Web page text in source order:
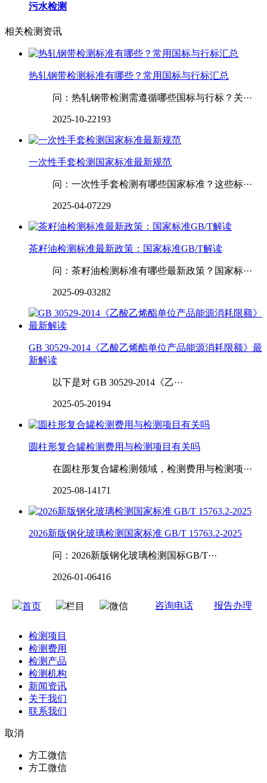
污水检测
相关检测资讯
热轧钢带检测标准有哪些？常用国标与行标汇总
问：热轧钢带检测需遵循哪些国标与行标？关···
2025-10-22193
一次性手套检测国家标准最新规范
问：一次性手套检测有哪些国家标准？这些标···
2025-04-07229
茶籽油检测标准最新政策：国家标准GB/T解读
问：茶籽油检测标准有哪些最新政策？国家标···
2025-09-03282
GB 30529-2014《乙酸乙烯酯单位产品能源消耗限额》最
新解读
以下是对 GB 30529-2014《乙···
2025-05-20194
圆柱形复合罐检测费用与检测项目有关吗
在圆柱形复合罐检测领域，检测费用与检测项···
2025-08-14171
2026新版钢化玻璃检测国家标准 GB/T 15763.2-2025
问：2026新版钢化玻璃检测国标GB/T···
2026-01-06416
首页 栏目 微信 咨询电话 报告办理
检测项目
检测费用
检测产品
检测机构
新闻资讯
关于我们
联系我们
取消
方工微信
方工微信